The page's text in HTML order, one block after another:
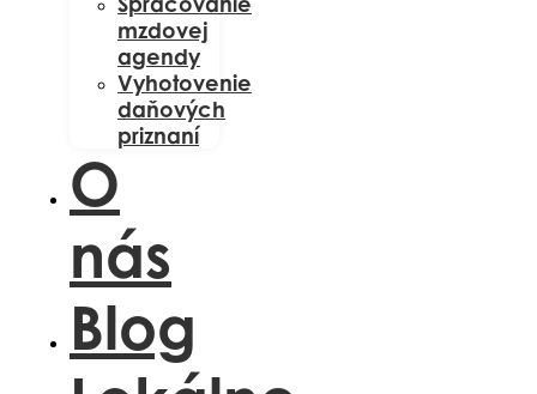
mzdovej
agendy
Vyhotovenie
daňových
priznaní
O
nás
Blog